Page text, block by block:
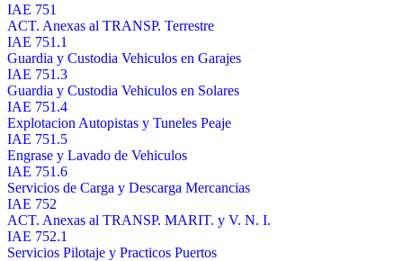
IAE 751
ACT. Anexas al TRANSP. Terrestre
IAE 751.1
Guardia y Custodia Vehiculos en Garajes
IAE 751.3
Guardia y Custodia Vehiculos en Solares
IAE 751.4
Explotacion Autopistas y Tuneles Peaje
IAE 751.5
Engrase y Lavado de Vehiculos
IAE 751.6
Servicios de Carga y Descarga Mercancias
IAE 752
ACT. Anexas al TRANSP. MARIT. y V. N. I.
IAE 752.1
Servicios Pilotaje y Practicos Puertos